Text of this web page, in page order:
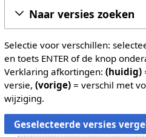
Naar versies zoeken
Selectie voor verschillen:
en toets ENTER of de knop
Verklaring afkortingen: (huidig)
versie, (vorige)= verschil met
wijziging.